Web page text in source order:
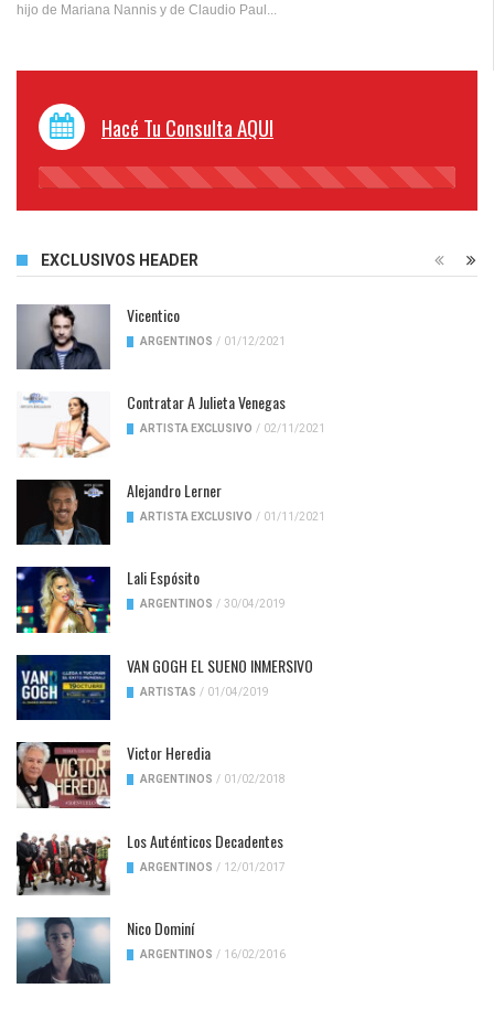
hijo de Mariana Nannis y de Claudio Paul...
Hacé Tu Consulta AQUI
45%
EXCLUSIVOS HEADER
Vicentico
ARGENTINOS / 01/12/2021
Contratar A Julieta Venegas
ARTISTA EXCLUSIVO / 02/11/2021
Alejandro Lerner
ARTISTA EXCLUSIVO / 01/11/2021
Lali Espósito
ARGENTINOS / 30/04/2019
VAN GOGH EL SUENO INMERSIVO
ARTISTAS / 01/04/2019
Victor Heredia
ARGENTINOS / 01/02/2018
Los Auténticos Decadentes
ARGENTINOS / 12/01/2017
Nico Dominí
ARGENTINOS / 16/02/2016